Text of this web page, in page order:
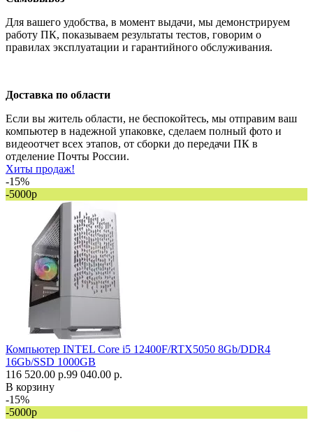
Для вашего удобства, в момент выдачи, мы демонстрируем
работу ПК, показываем результаты тестов, говорим о
правилах эксплуатации и гарантийного обслуживания.
Доставка по области
Если вы житель области, не беспокойтесь, мы отправим ваш
компьютер в надежной упаковке, сделаем полный фото и
видеоотчет всех этапов, от сборки до передачи ПК в
отделение Почты России.
Хиты продаж!
-15%
-5000р
Компьютер INTEL Core i5 12400F/RTX5050 8Gb/DDR4
16Gb/SSD 1000GB
116 520.00 р.99 040.00 р.
В корзину
-15%
-5000р